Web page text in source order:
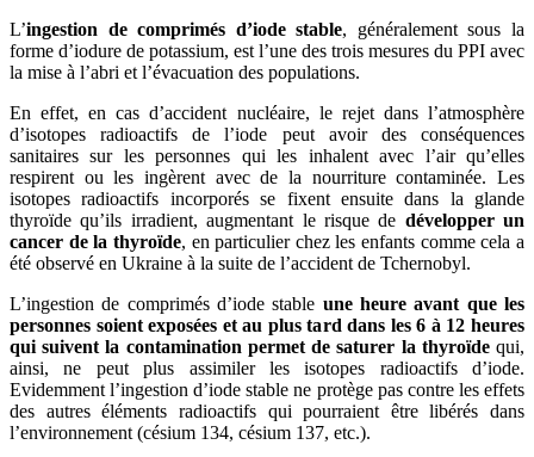
L’ingestion de comprimés d’iode stable, généralement sous la
forme d’iodure de potassium, est l’une des trois mesures du PPI avec
la mise à l’abri et l’évacuation des populations.
En effet, en cas d’accident nucléaire, le rejet dans l’atmosphère
d’isotopes radioactifs de l’iode peut avoir des conséquences
sanitaires sur les personnes qui les inhalent avec l’air qu’elles
respirent ou les ingèrent avec de la nourriture contaminée. Les
isotopes radioactifs incorporés se fixent ensuite dans la glande
thyroïde qu’ils irradient, augmentant le risque de développer un
cancer de la thyroïde, en particulier chez les enfants comme cela a
été observé en Ukraine à la suite de l’accident de Tchernobyl.
L’ingestion de comprimés d’iode stable une heure avant que les
personnes soient exposées et au plus tard dans les 6 à 12 heures
qui suivent la contamination permet de saturer la thyroïdequi,
ainsi, ne peut plus assimiler les isotopes radioactifs d’iode.
Evidemment l’ingestion d’iode stable ne protège pas contre les effets
des autres éléments radioactifs qui pourraient être libérés dans
l’environnement (césium 134, césium 137, etc.).